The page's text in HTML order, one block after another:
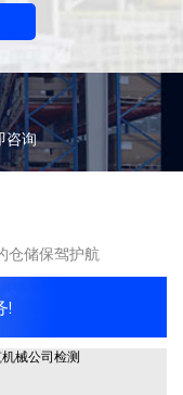
咨询
仓储保驾护航
!